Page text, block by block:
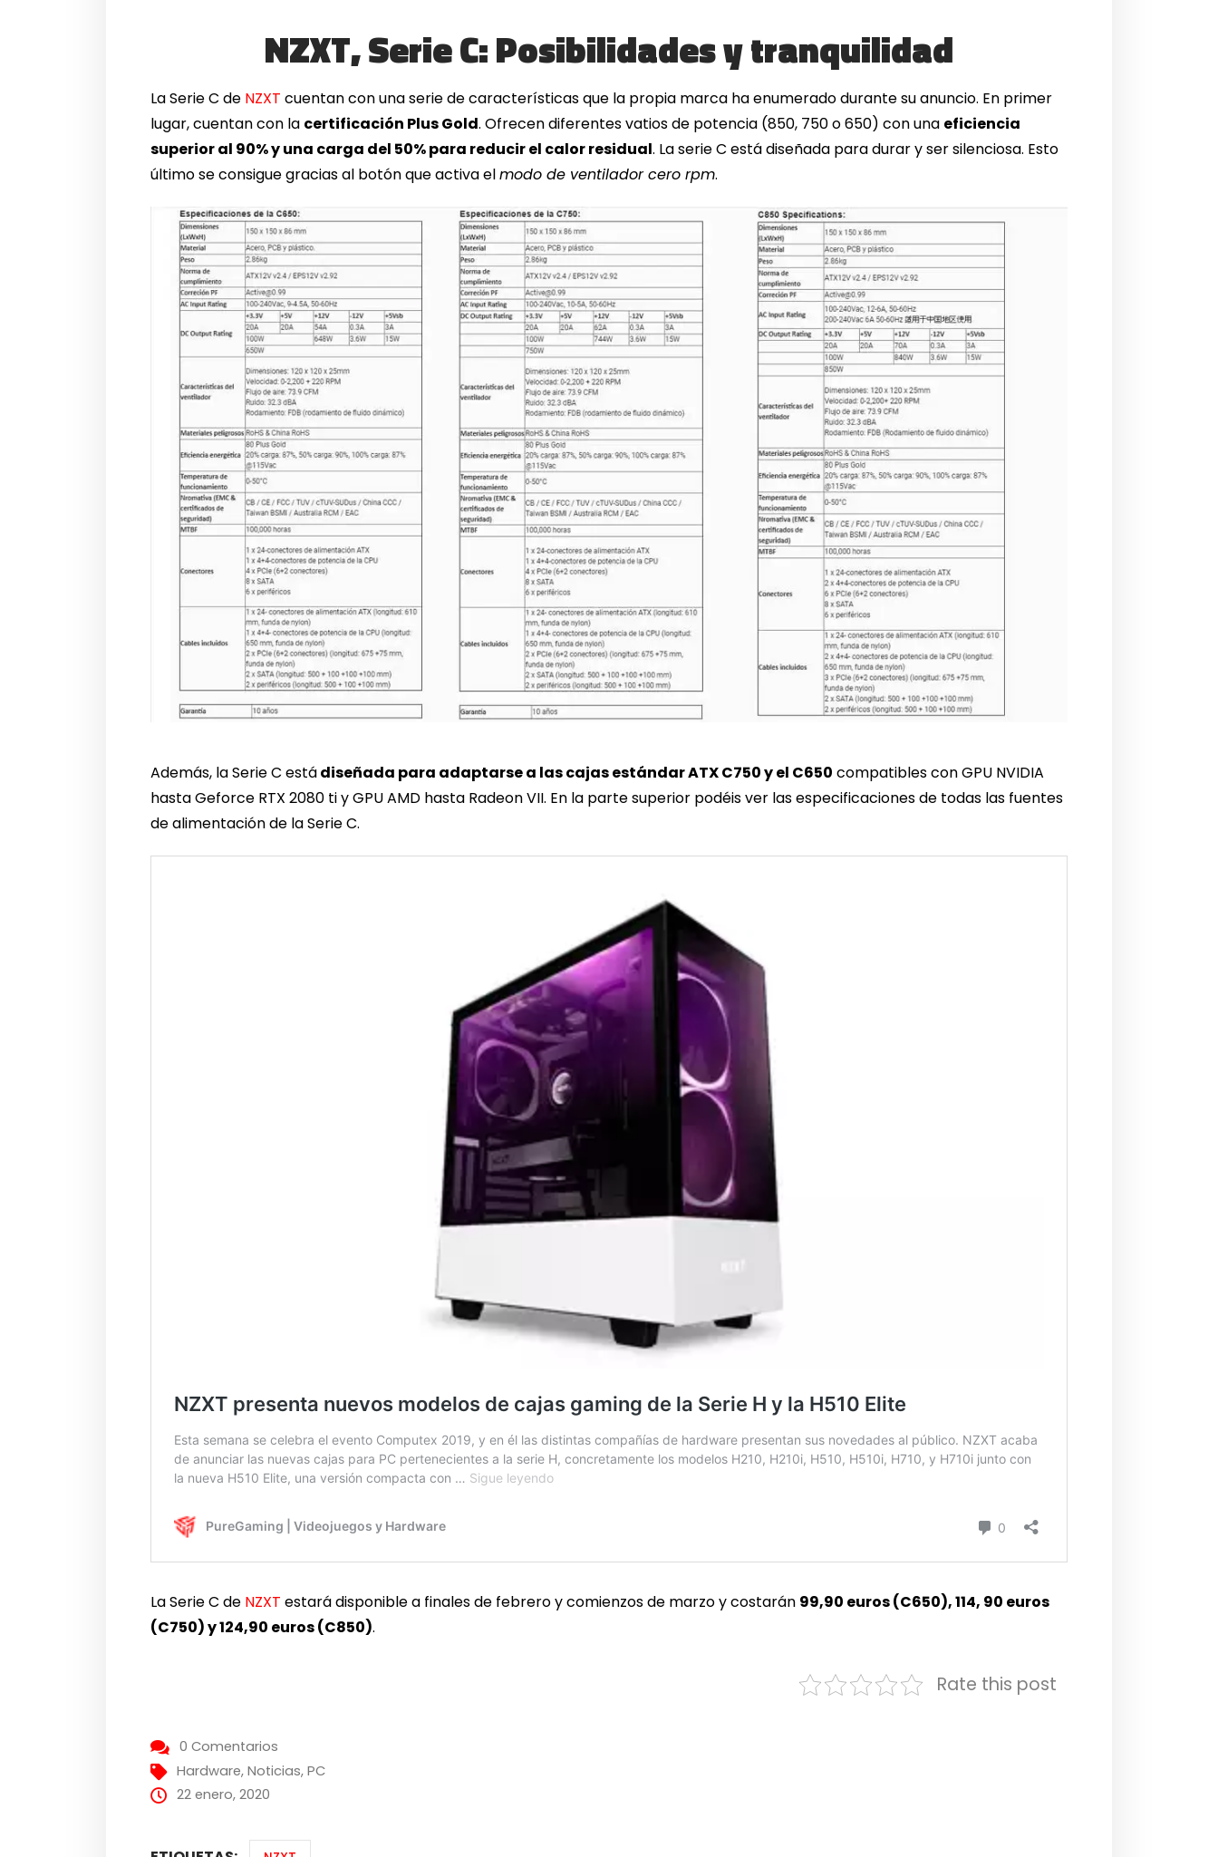
NZXT, Serie C: Posibilidades y tranquilidad
La Serie C de NZXT cuentan con una serie de características que la propia marca ha enumerado durante su anuncio. En primer
lugar, cuentan con la certificación Plus Gold. Ofrecen diferentes vatios de potencia (850, 750 o 650) con una eficiencia
superior al 90% y una carga del 50% para reducir el calor residual. La serie C está diseñada para durar y ser silenciosa. Esto
último se consigue gracias al botón que activa elmodo de ventilador cero rpm.
Además, la Serie C estádiseñada para adaptarse a las cajas estándar ATX C750 y el C650 compatibles con GPU NVIDIA
hasta Geforce RTX 2080 ti y GPU AMD hasta Radeon VII. En la parte superior podéis ver las especificaciones de todas las fuentes
de alimentación de la Serie C.
La Serie C de NZXT estará disponible a finales de febrero y comienzos de marzo y costarán 99,90 euros (C650), 114, 90 euros
(C750) y 124,90 euros (C850).
Rate this post
0 Comentarios
Hardware,Noticias,PC
22 enero, 2020